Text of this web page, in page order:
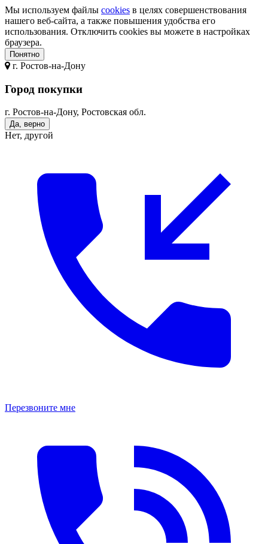
Мы используем файлы cookies в целях совершенствования
нашего веб-сайта, а также повышения удобства его
использования. Отключить cookies вы можете в настройках
браузера.
Понятно
г. Ростов-на-Дону
Город покупки
г. Ростов-на-Дону, Ростовская обл.
Да, верно
Нет, другой
Перезвоните мне